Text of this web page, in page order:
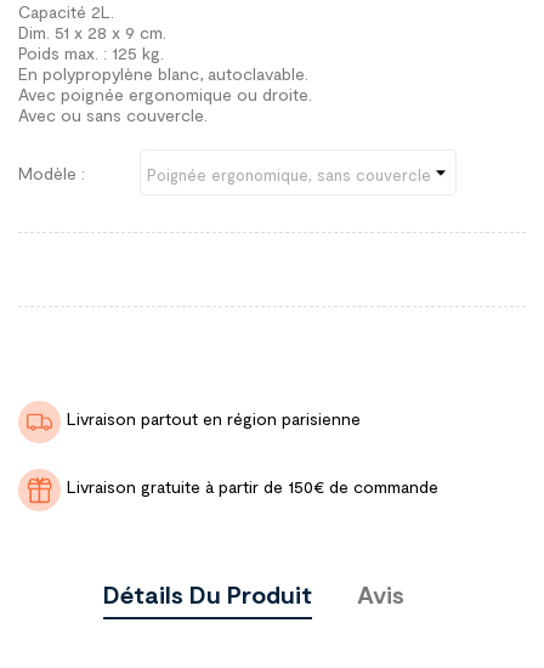
Capacité 2L.
Dim. 51 x 28 x 9 cm.
Poids max. : 125 kg.
En polypropylène blanc, autoclavable.
Avec poignée ergonomique ou droite.
Avec ou sans couvercle.
Modèle :
Livraison partout en région parisienne
Livraison gratuite à partir de 150€ de commande
Détails Du Produit Avis